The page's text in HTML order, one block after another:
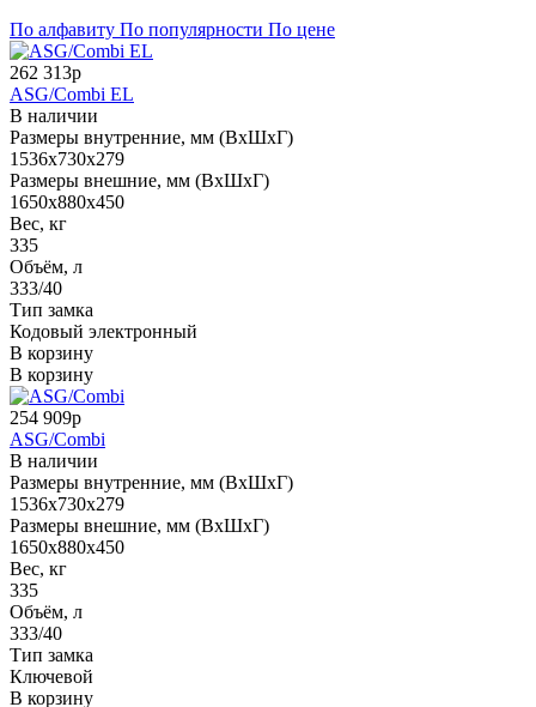
По алфавиту По популярности По цене
262 313р
ASG/Combi EL
В наличии
Размеры внутренние, мм (ВхШхГ)
1536x730x279
Размеры внешние, мм (ВхШхГ)
1650x880x450
Вес, кг
335
Объём, л
333/40
Тип замка
Кодовый электронный
В корзину
В корзину
254 909р
ASG/Combi
В наличии
Размеры внутренние, мм (ВхШхГ)
1536x730x279
Размеры внешние, мм (ВхШхГ)
1650x880x450
Вес, кг
335
Объём, л
333/40
Тип замка
Ключевой
В корзину